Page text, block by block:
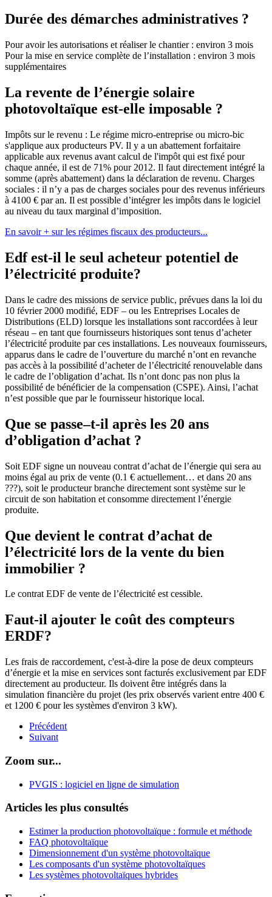
Durée des démarches administratives ?
Pour avoir les autorisations et réaliser le chantier : environ 3 mois
Pour la mise en service complète de l’installation : environ 3 mois
supplémentaires
La revente de l’énergie solaire
photovoltaïque est-elle imposable ?
Impôts sur le revenu : Le régime micro-entreprise ou micro-bic
s'applique aux producteurs PV. Il y a un abattement forfaitaire
applicable aux revenus avant calcul de l'impôt qui est fixé pour
chaque année, il est de 71% pour 2012. Il faut directement intégré la
somme (après abattement) dans la déclaration de revenu. Charges
sociales : il n’y a pas de charges sociales pour des revenus inférieurs
à 4100 € par an. Il est possible d’intégrer les impôts dans le logiciel
au niveau du taux marginal d’imposition.
En savoir + sur les régimes fiscaux des producteurs...
Edf est-il le seul acheteur potentiel de
l’électricité produite?
Dans le cadre des missions de service public, prévues dans la loi du
10 février 2000 modifié, EDF – ou les Entreprises Locales de
Distributions (ELD) lorsque les installations sont raccordées à leur
réseau – en tant que fournisseurs historiques sont tenus d’acheter
l’électricité produite par ces installations. Les nouveaux fournisseurs,
apparus dans le cadre de l’ouverture du marché n’ont en revanche
pas accès à la possibilité d’acheter de l’électricité renouvelable dans
le cadre de l’obligation d’achat. Ils n’ont donc pas non plus la
possibilité de bénéficier de la compensation (CSPE). Ainsi, l’achat
n’est possible que par le fournisseur historique local.
Que se passe–t-il après les 20 ans
d’obligation d’achat ?
Soit EDF signe un nouveau contrat d’achat de l’énergie qui sera au
moins égal au prix de vente (0.1 € actuellement… et dans 20 ans
???), soit le producteur branche directement sont système sur le
circuit de son habitation et consomme directement l’énergie
produite.
Que devient le contrat d’achat de
l’électricité lors de la vente du bien
immobilier ?
Le contrat EDF de vente de l’électricité est cessible.
Faut-il ajouter le coût des compteurs
ERDF?
Les frais de raccordement, c'est-à-dire la pose de deux compteurs
d’énergie et la mise en services sont facturés exclusivement par EDF
directement au producteur. Ils doivent être intégrés dans la
simulation financière du projet (les prix observés varient entre 400 €
et 1200 € pour les systèmes d'environ 3 kW).
Précédent
Suivant
Zoom sur...
PVGIS : logiciel en ligne de simulation
Articles les plus consultés
Estimer la production photovoltaïque : formule et méthode
FAQ photovoltaïque
Dimensionnement d'un système photovoltaïque
Les composants d'un système photovoltaïques
Les systèmes photovoltaïques hybrides